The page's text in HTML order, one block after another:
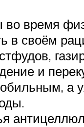
время
в своём
и
а